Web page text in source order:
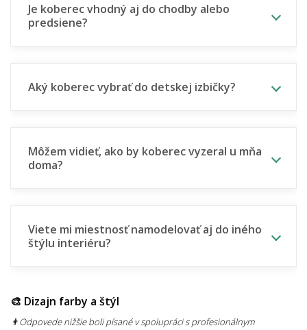
Je koberec vhodný aj do chodby alebo
predsiene?
Aký koberec vybrať do detskej izbičky?
Môžem vidieť, ako by koberec vyzeral u mňa
doma?
Viete mi miestnosť namodelovať aj do iného
štýlu interiéru?
🎨 Dizajn farby a štýl
👨‍Odpovede nižšie boli písané v spolupráci s profesionálnym